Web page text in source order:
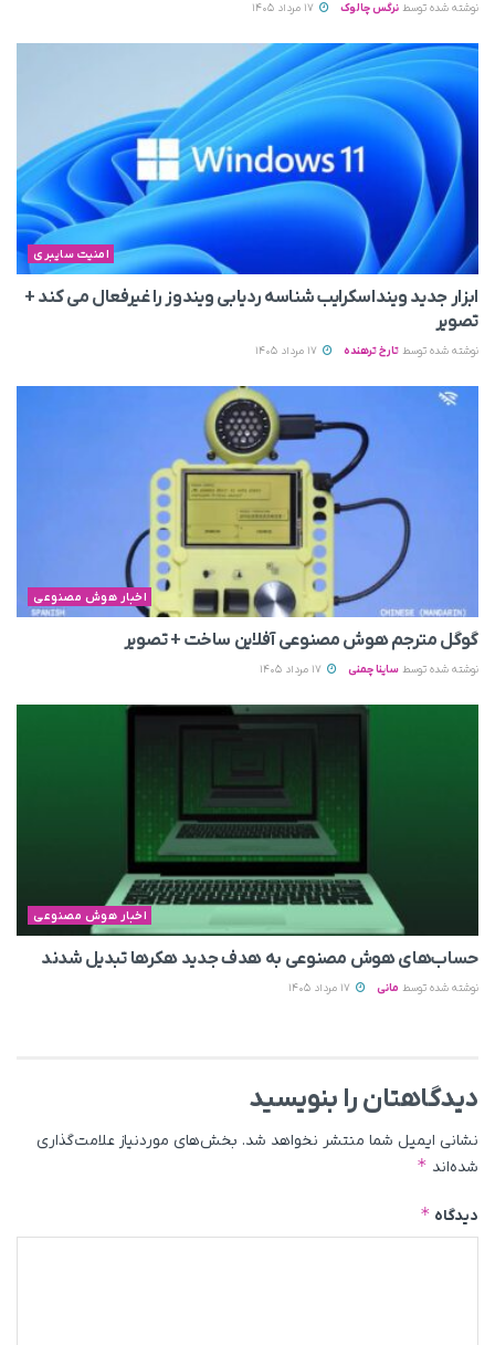
نوشته شده توسط نرگس چالوک
امنیت سایبری
ابزار جدید وینداسکرایب شناسه ردیابی ویندوز را غیرفعال می‌ کند +
تصویر
نوشته شده توسط تارخ ترهنده
اخبار هوش مصنوعی
گوگل مترجم هوش مصنوعی آفلاین ساخت + تصویر
نوشته شده توسط ساینا چمنی
اخبار هوش مصنوعی
حساب‌های هوش مصنوعی به هدف جدید هکرها تبدیل شدند
نوشته شده توسط مانی
دیدگاهتان را بنویسید
نشانی ایمیل شما منتشر نخواهد شد. بخش‌های موردنیاز علامت‌گذاری
شده‌اند *
دیدگاه *